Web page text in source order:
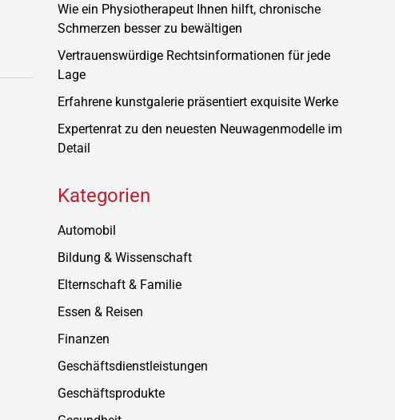
Wie ein Physiotherapeut Ihnen hilft, chronische
Schmerzen besser zu bewältigen
Vertrauenswürdige Rechtsinformationen für jede
Lage
Erfahrene kunstgalerie präsentiert exquisite Werke
Expertenrat zu den neuesten Neuwagenmodelle im
Detail
Kategorien
Automobil
Bildung & Wissenschaft
Elternschaft & Familie
Essen & Reisen
Finanzen
Geschäftsdienstleistungen
Geschäftsprodukte